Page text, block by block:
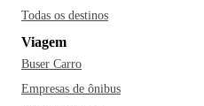
Todas os destinos
Viagem
Buser Carro
Empresas de ônibus